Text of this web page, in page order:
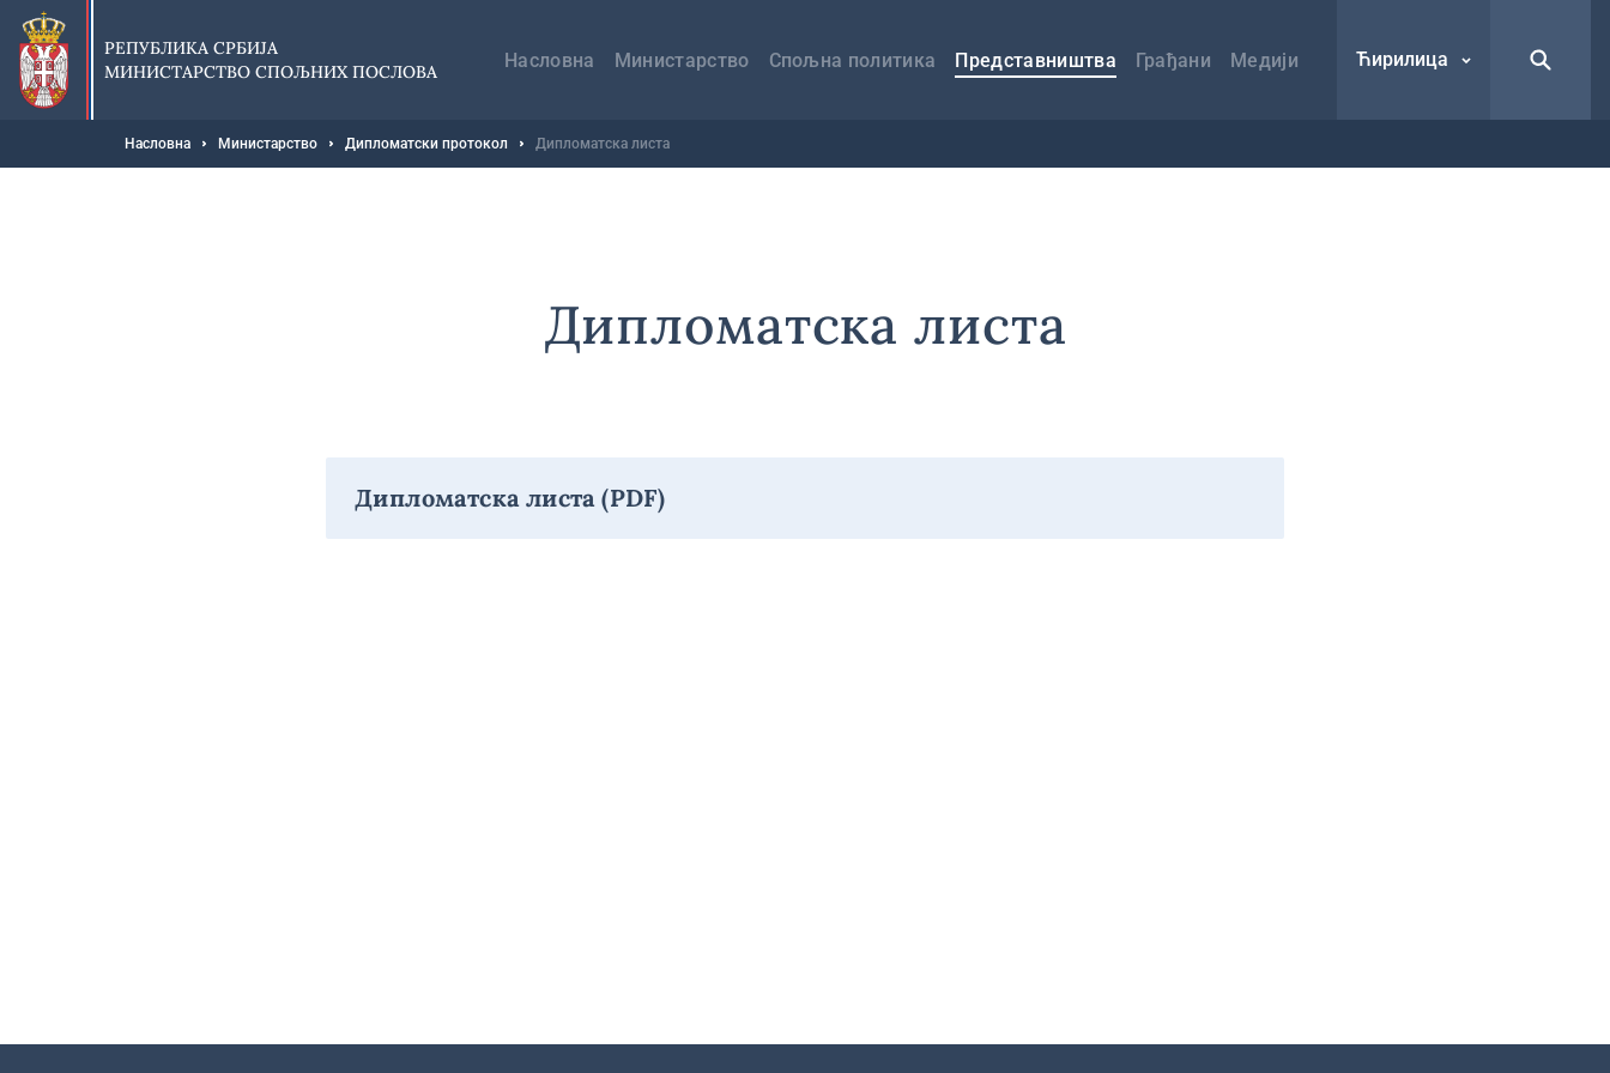
Прескочи
главни
део
садржаја
РЕПУБЛИКА СРБИЈА
МИНИСТАРСТВО СПОЉНИХ ПОСЛОВА
навигација
Насловна Министарство Спољна политика Представништва Грађани Медији Ћирилица
Мрвице
Насловна Министарство Дипломатски протокол Дипломатска листа
Дипломатска листа
Дипломатска листа (PDF)